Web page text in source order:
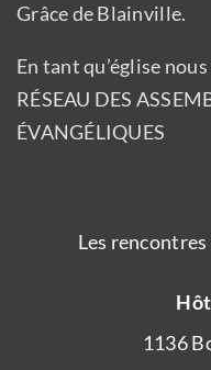
Grâce de Blainville.
En tant qu’église
RÉSEAU DES
ÉVANGÉLIQUES
Les
1136